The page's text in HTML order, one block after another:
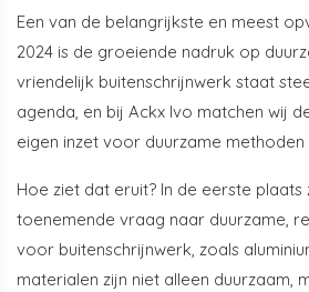
Een van de belangrijkste en meest
2024 is de groeiende nadruk op
vriendelijk buitenschrijnwerk staat
agenda, en bij Ackx Ivo matchen wij
eigen inzet voor duurzame methoden
Hoe ziet dat eruit? In de eerste plaats
toenemende vraag naar duurzame,
voor buitenschrijnwerk, zoals
materialen zijn niet alleen duurzaam,